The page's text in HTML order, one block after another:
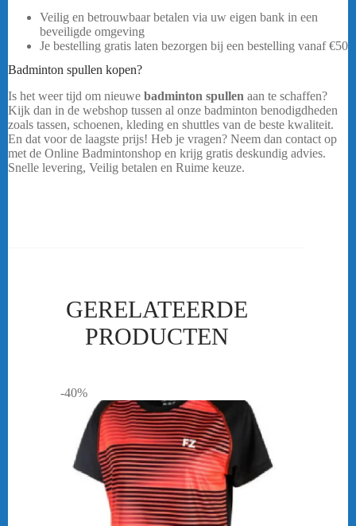
Veilig en betrouwbaar betalen via uw eigen bank in een
beveiligde omgeving
Je bestelling gratis laten bezorgen bij een bestelling vanaf€50
Badminton spullen kopen?
Is het weer tijd om nieuwe badminton spullen aan te schaffen?
Kijk dan in de webshop tussen al onze badminton benodigdheden
zoals tassen, schoenen, kleding en shuttles van de beste kwaliteit.
En dat voor de laagste prijs! Heb je vragen? Neem dan contact op
met de Online Badmintonshop en krijg gratis deskundig advies.
Snelle levering, Veilig betalen en Ruime keuze.
GERELATEERDE
PRODUCTEN
-40%